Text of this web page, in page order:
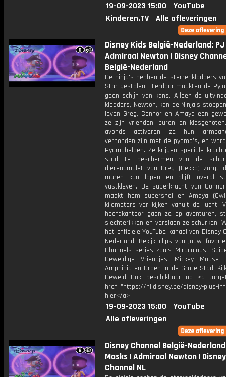
19-09-2023 15:00
YouTube
Kinderen.TV
Alle afleveringen
Disney Kids België-Nederland:
Admiraal Newton | Disney
België-Nederland
De ninja's hebben de sterrenklodders
Star gestolen! Hierdoor maakten de
geen schijn van kans. Alleen de
klodders, Newton, kan de Ninja's
leven Greg, Connor en Amaya een
ze zijn vrienden, buren en
avonds activeren ze hun
verbonden zijn met de pyama’s, en
Pyamahelden. Ze krijgen speciale
stad te beschermen van de
dierenamulet van Greg (Gekko) zorgt
muren kan lopen en blijft overal
vastkleven. De superkracht van
maakt hem supersnel en Amaya
kilometers ver kijken vanuit de lucht.
hoofdkantoor gaan ze op avonturen,
slechterikken en verslaan ze schurken.
het officiële YouTube kanaal van Disney
Nederland! Bekijk clips van jouw
Channels series zoals Miraculous,
Geweldige Vriendjes, Mickey Mouse
Amphibia en Groen in de Grote Stad.
Geweld Ook beschikbaar op <a
href="https://nl.disney.be/disney-plus-
hier</a>
19-09-2023 15:00
YouTube
Alle afleveringen
Disney Channel België-
Masks | Admiraal Newton | Disney
Channel NL